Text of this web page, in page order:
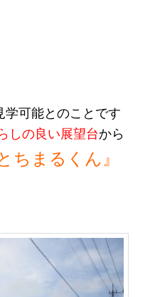
学可能とのことです
しの良い展望台から
ちまるくん』